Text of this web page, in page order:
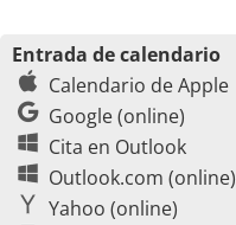
Entrada de calendario
Calendario de Apple
Google (online)
Cita en Outlook
Outlook.com (online)
Yahoo (online)